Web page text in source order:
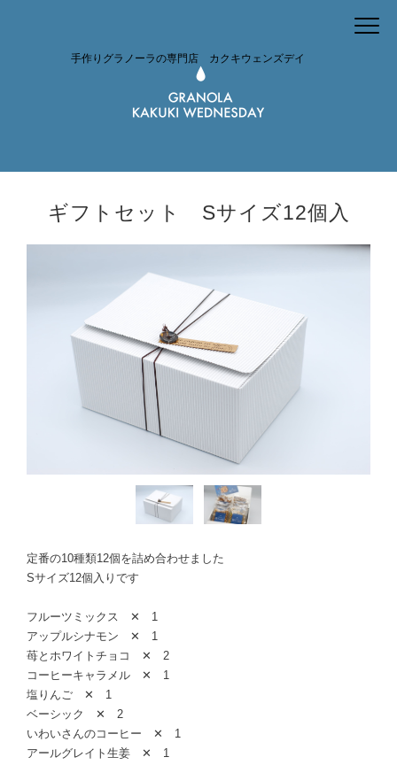
手作りグラノーラの専門店 カクキウェンズデイ
ギフトセット Sサイズ12個入
定番の10種類12個を詰め合わせました
Sサイズ12個入りです
フルーツミックス ✕ 1
アップルシナモン ✕ 1
苺とホワイトチョコ ✕ 2
コーヒーキャラメル ✕ 1
塩りんご ✕ 1
ベーシック ✕ 2
いわいさんのコーヒー ✕ 1
アールグレイト生姜 ✕ 1